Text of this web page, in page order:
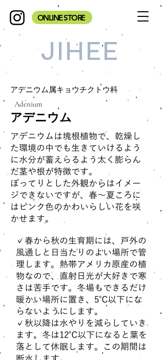
JIHEE
ONLINE STORE
アデニウム属キョウチクトウ科
Adenium
アデニウム
アデニウムは塊根植物で、乾燥し
た環境の中でも生きていけるよう
に水分が蓄えらるよう太く膨らん
だ茎や根が特徴です。
ぽってりとした外観からはイメー
ジできないですが、春～夏ころに
はピンク色のかわいらしい花を咲
かせます。
✓春から秋の生育期には、戸外の
風通しと日当たりのよい場所で管
理します。熱帯アメリカ原産の植
物なので、直射日光が大好きで寒
さは苦手です。冬場もできるだけ
暖かい場所に置き、5℃以下にな
らないようにします。
✓秋以降は水やりを減らしていき
ます。冬は12℃以下になると葉を
落として休眠します。この期間は